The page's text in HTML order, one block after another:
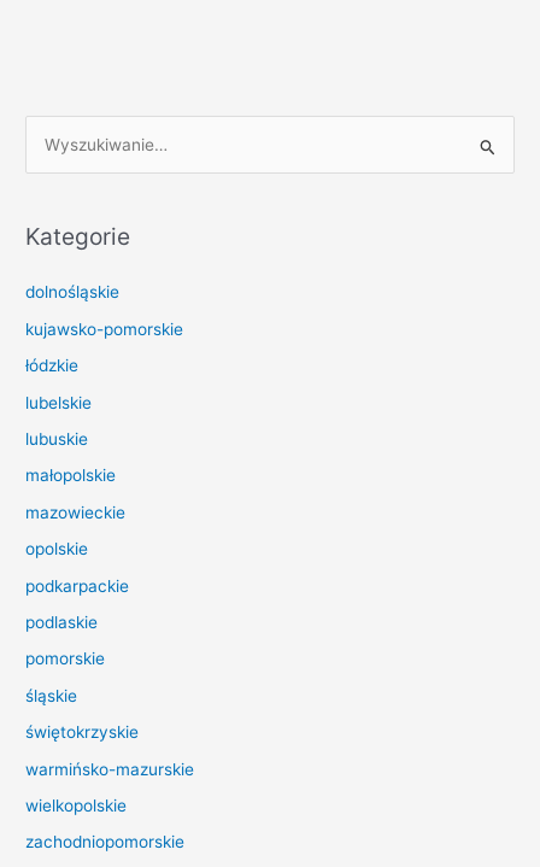
k
j
d
l
Kategorie
dolnośląskie
kujawsko-pomorskie
łódzkie
lubelskie
lubuskie
małopolskie
mazowieckie
opolskie
podkarpackie
podlaskie
pomorskie
śląskie
świętokrzyskie
warmińsko-mazurskie
wielkopolskie
zachodniopomorskie